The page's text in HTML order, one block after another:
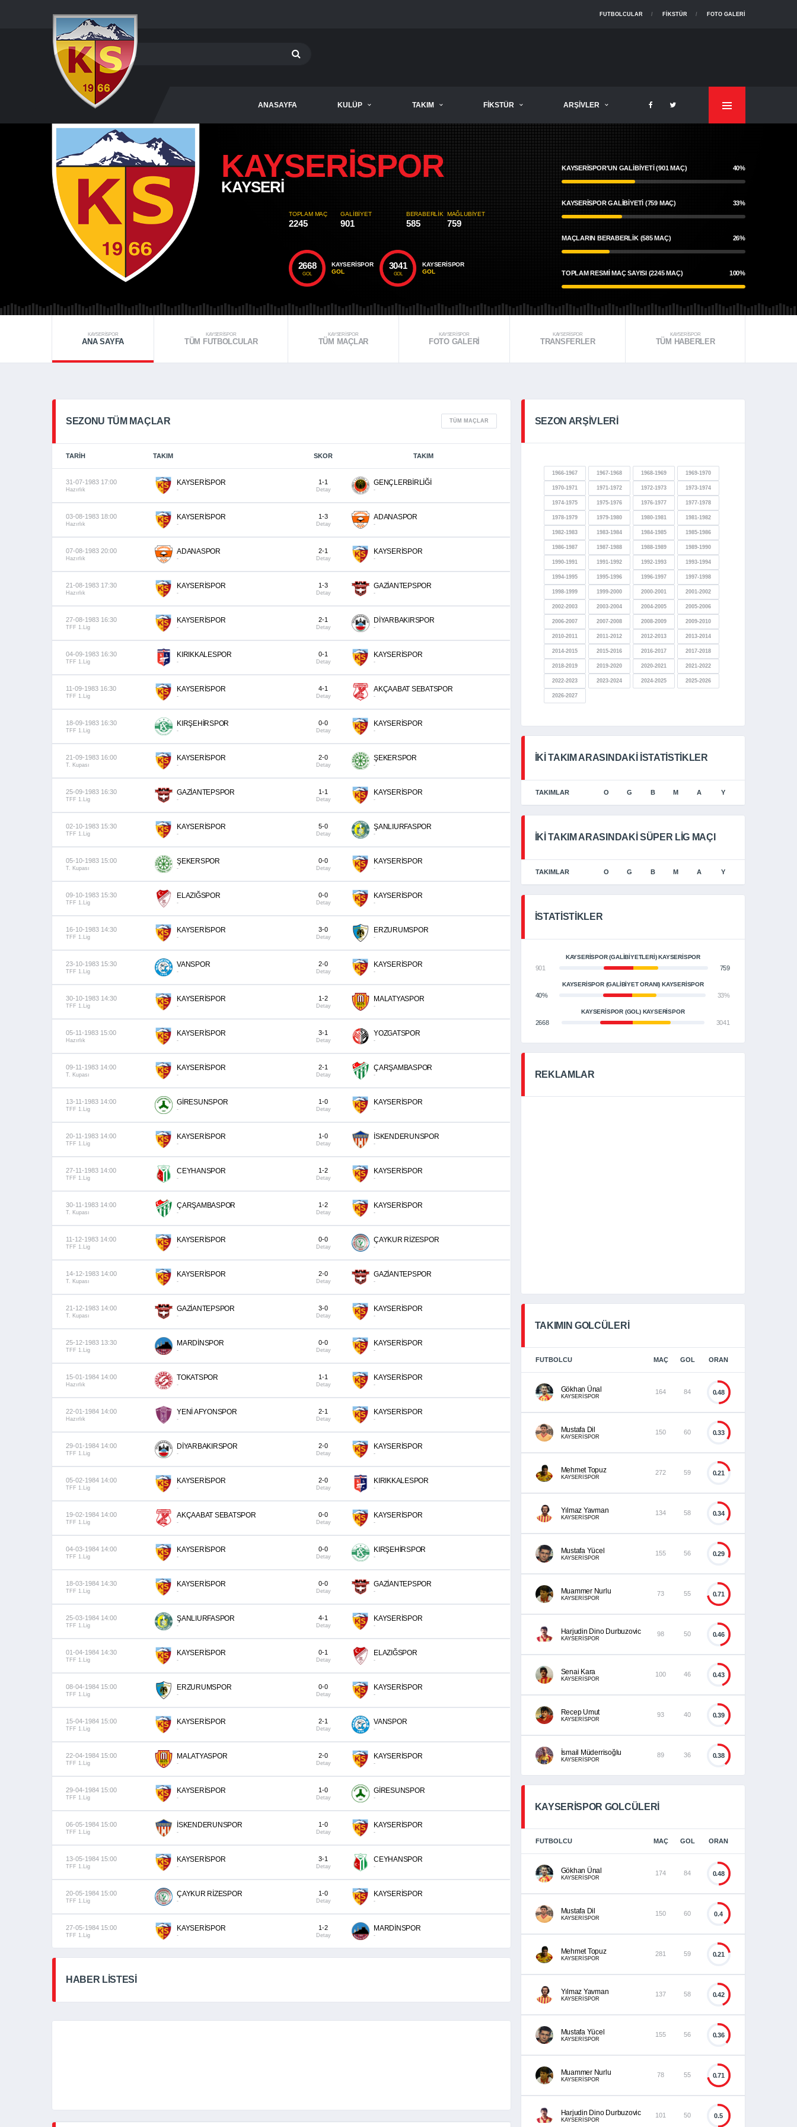
FOTO GALERI
FIKSTÜR
FUTBOLCULAR
ANASAYFA KULÜP TAKIM FIKSTÜR ARŞIVLER
KAYSERİSPOR
KAYSERİ
TOPLAM MAÇ
2245
GALIBIYET
901
BERABERLIK
585
MAĞLUBIYET
759
2668
GOL
KAYSERISPOR
GOL
3041
GOL
KAYSERİSPOR
GOL
KAYSERISPOR'UN GALIBIYETI (901 MAÇ) 40%
KAYSERİSPOR GALIBIYETI (759 MAÇ) 33%
MAÇLARIN BERABERLIK (585 MAÇ) 26%
TOPLAM RESMI MAÇ SAYISI (2245 MAÇ) 100%
KAYSERİSPOR
ANA SAYFA
KAYSERİSPOR
TÜM FUTBOLCULAR
KAYSERİSPOR
TÜM MAÇLAR
KAYSERİSPOR
FOTO GALERI
KAYSERİSPOR
TRANSFERLER
KAYSERİSPOR
TÜM HABERLER
SEZONU TÜM MAÇLAR TÜM MAÇLAR
TARIH TAKIM SKOR TAKIM
31-07-1983 17:00
Hazırlık
KAYSERİSPOR
-
1-1
Detay
GENÇLERBİRLİĞİ
-
03-08-1983 18:00
Hazırlık
KAYSERİSPOR
-
1-3
Detay
ADANASPOR
-
07-08-1983 20:00
Hazırlık
ADANASPOR
-
2-1
Detay
KAYSERİSPOR
-
21-08-1983 17:30
Hazırlık
KAYSERİSPOR
-
1-3
Detay
GAZİANTEPSPOR
-
27-08-1983 16:30
TFF 1.Lig
KAYSERİSPOR
-
2-1
Detay
DİYARBAKIRSPOR
-
04-09-1983 16:30
TFF 1.Lig
KIRIKKALESPOR
-
0-1
Detay
KAYSERİSPOR
-
11-09-1983 16:30
TFF 1.Lig
KAYSERİSPOR
-
4-1
Detay
AKÇAABAT SEBATSPOR
-
18-09-1983 16:30
TFF 1.Lig
KIRŞEHİRSPOR
-
0-0
Detay
KAYSERİSPOR
-
21-09-1983 16:00
T. Kupası
KAYSERİSPOR
-
2-0
Detay
ŞEKERSPOR
-
25-09-1983 16:30
TFF 1.Lig
GAZİANTEPSPOR
-
1-1
Detay
KAYSERİSPOR
-
02-10-1983 15:30
TFF 1.Lig
KAYSERİSPOR
-
5-0
Detay
ŞANLIURFASPOR
-
05-10-1983 15:00
T. Kupası
ŞEKERSPOR
-
0-0
Detay
KAYSERİSPOR
-
09-10-1983 15:30
TFF 1.Lig
ELAZIĞSPOR
-
0-0
Detay
KAYSERİSPOR
-
16-10-1983 14:30
TFF 1.Lig
KAYSERİSPOR
-
3-0
Detay
ERZURUMSPOR
-
23-10-1983 15:30
TFF 1.Lig
VANSPOR
-
2-0
Detay
KAYSERİSPOR
-
30-10-1983 14:30
TFF 1.Lig
KAYSERİSPOR
-
1-2
Detay
MALATYASPOR
-
05-11-1983 15:00
Hazırlık
KAYSERİSPOR
-
3-1
Detay
YOZGATSPOR
-
09-11-1983 14:00
T. Kupası
KAYSERİSPOR
-
2-1
Detay
ÇARŞAMBASPOR
-
13-11-1983 14:00
TFF 1.Lig
GİRESUNSPOR
-
1-0
Detay
KAYSERİSPOR
-
20-11-1983 14:00
TFF 1.Lig
KAYSERİSPOR
-
1-0
Detay
İSKENDERUNSPOR
-
27-11-1983 14:00
TFF 1.Lig
CEYHANSPOR
-
1-2
Detay
KAYSERİSPOR
-
30-11-1983 14:00
T. Kupası
ÇARŞAMBASPOR
-
1-2
Detay
KAYSERİSPOR
-
11-12-1983 14:00
TFF 1.Lig
KAYSERİSPOR
-
0-0
Detay
ÇAYKUR RİZESPOR
-
14-12-1983 14:00
T. Kupası
KAYSERİSPOR
-
2-0
Detay
GAZİANTEPSPOR
-
21-12-1983 14:00
T. Kupası
GAZİANTEPSPOR
-
3-0
Detay
KAYSERİSPOR
-
25-12-1983 13:30
TFF 1.Lig
MARDİNSPOR
-
0-0
Detay
KAYSERİSPOR
-
15-01-1984 14:00
Hazırlık
TOKATSPOR
-
1-1
Detay
KAYSERİSPOR
-
22-01-1984 14:00
Hazırlık
YENİ AFYONSPOR
-
2-1
Detay
KAYSERİSPOR
-
29-01-1984 14:00
TFF 1.Lig
DİYARBAKIRSPOR
-
2-0
Detay
KAYSERİSPOR
-
05-02-1984 14:00
TFF 1.Lig
KAYSERİSPOR
-
2-0
Detay
KIRIKKALESPOR
-
19-02-1984 14:00
TFF 1.Lig
AKÇAABAT SEBATSPOR
-
0-0
Detay
KAYSERİSPOR
-
04-03-1984 14:00
TFF 1.Lig
KAYSERİSPOR
-
0-0
Detay
KIRŞEHİRSPOR
-
18-03-1984 14:30
TFF 1.Lig
KAYSERİSPOR
-
0-0
Detay
GAZİANTEPSPOR
-
25-03-1984 14:00
TFF 1.Lig
ŞANLIURFASPOR
-
4-1
Detay
KAYSERİSPOR
-
01-04-1984 14:30
TFF 1.Lig
KAYSERİSPOR
-
0-1
Detay
ELAZIĞSPOR
-
08-04-1984 15:00
TFF 1.Lig
ERZURUMSPOR
-
0-0
Detay
KAYSERİSPOR
-
15-04-1984 15:00
TFF 1.Lig
KAYSERİSPOR
-
2-1
Detay
VANSPOR
-
22-04-1984 15:00
TFF 1.Lig
MALATYASPOR
-
2-0
Detay
KAYSERİSPOR
-
29-04-1984 15:00
TFF 1.Lig
KAYSERİSPOR
-
1-0
Detay
GİRESUNSPOR
-
06-05-1984 15:00
TFF 1.Lig
İSKENDERUNSPOR
-
1-0
Detay
KAYSERİSPOR
-
13-05-1984 15:00
TFF 1.Lig
KAYSERİSPOR
-
3-1
Detay
CEYHANSPOR
-
20-05-1984 15:00
TFF 1.Lig
ÇAYKUR RİZESPOR
-
1-0
Detay
KAYSERİSPOR
-
27-05-1984 15:00
TFF 1.Lig
KAYSERİSPOR
-
1-2
Detay
MARDİNSPOR
-
HABER LİSTESİ
SEZON ARŞİVLERİ
1966-1967 1967-1968 1968-1969 1969-1970
1970-1971 1971-1972 1972-1973 1973-1974
1974-1975 1975-1976 1976-1977 1977-1978
1978-1979 1979-1980 1980-1981 1981-1982
1982-1983 1983-1984 1984-1985 1985-1986
1986-1987 1987-1988 1988-1989 1989-1990
1990-1991 1991-1992 1992-1993 1993-1994
1994-1995 1995-1996 1996-1997 1997-1998
1998-1999 1999-2000 2000-2001 2001-2002
2002-2003 2003-2004 2004-2005 2005-2006
2006-2007 2007-2008 2008-2009 2009-2010
2010-2011 2011-2012 2012-2013 2013-2014
2014-2015 2015-2016 2016-2017 2017-2018
2018-2019 2019-2020 2020-2021 2021-2022
2022-2023 2023-2024 2024-2025 2025-2026
2026-2027
İKI TAKIM ARASINDAKI İSTATISTIKLER
TAKIMLAR O G B M A Y
İKI TAKIM ARASINDAKI SÜPER LIG MAÇI
TAKIMLAR O G B M A Y
İSTATISTIKLER
KAYSERISPOR (GALIBIYETLERI) KAYSERİSPOR
901 759
KAYSERISPOR (GALIBIYET ORANI) KAYSERİSPOR
40% 33%
KAYSERISPOR (GOL) KAYSERİSPOR
2668 3041
REKLAMLAR
TAKIMIN GOLCÜLERI
FUTBOLCU MAÇ GOL ORAN
Gökhan Ünal
KAYSERİSPOR
164 84 0.48
Mustafa Dil
KAYSERİSPOR
150 60 0.33
Mehmet Topuz
KAYSERİSPOR
272 59 0.21
Yılmaz Yavman
KAYSERİSPOR
134 58 0.34
Mustafa Yücel
KAYSERİSPOR
155 56 0.29
Muammer Nurlu
KAYSERİSPOR
73 55 0.71
Harjudin Dino Durbuzovic
KAYSERİSPOR
98 50 0.46
Senai Kara
KAYSERİSPOR
100 46 0.43
Recep Umut
KAYSERİSPOR
93 40 0.39
İsmail Müderrisoğlu
KAYSERİSPOR
89 36 0.38
KAYSERISPOR GOLCÜLERI
FUTBOLCU MAÇ GOL ORAN
Gökhan Ünal
KAYSERİSPOR
174 84 0.48
Mustafa Dil
KAYSERİSPOR
150 60 0.4
Mehmet Topuz
KAYSERİSPOR
281 59 0.21
Yılmaz Yavman
KAYSERİSPOR
137 58 0.42
Mustafa Yücel
KAYSERİSPOR
155 56 0.36
Muammer Nurlu
KAYSERİSPOR
78 55 0.71
Harjudin Dino Durbuzovic
KAYSERİSPOR
101 50 0.5